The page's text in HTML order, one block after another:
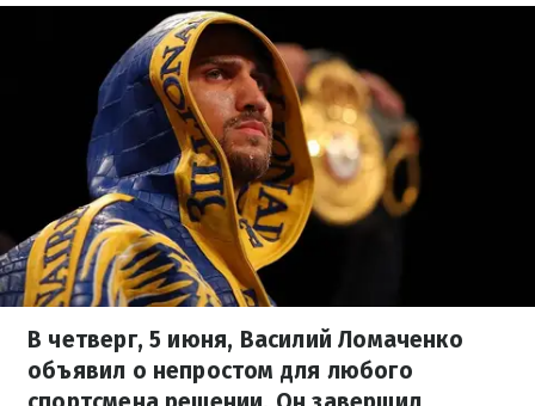
В четверг, 5 июня, Василий Ломаченко
объявил о непростом для любого